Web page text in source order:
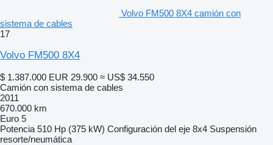
Volvo FM500 8X4 camión con
sistema de cables
17
Volvo FM500 8X4
$ 1.387.000 EUR 29.900 ≈ US$ 34.550
Camión con sistema de cables
2011
670.000 km
Euro 5
Potencia 510 Hp (375 kW) Configuración del eje 8x4 Suspensión
resorte/neumática